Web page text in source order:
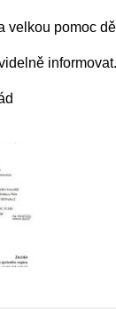
velkou pomoc
informovat.